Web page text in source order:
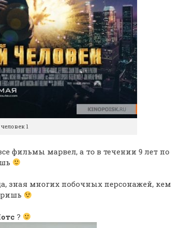
1
фильмы марвел, а то в течении 9 лет по
зная многих побочных персонажей, кем
?